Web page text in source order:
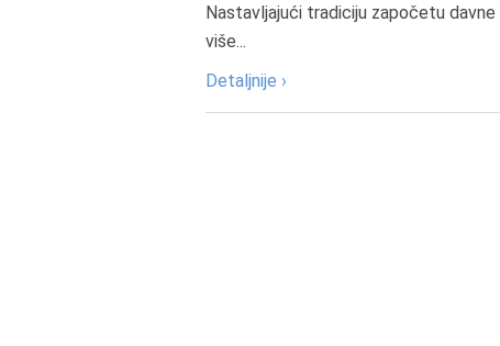
Nastavljajući tradiciju započetu
više...
Detaljnije ›